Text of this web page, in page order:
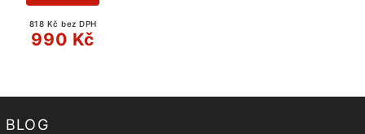
818 Kč bez DPH
990 Kč
BLOG